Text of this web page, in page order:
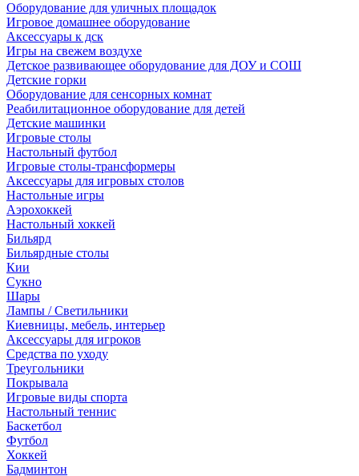
Оборудование для уличных площадок
Игровое домашнее оборудование
Аксессуары к дск
Игры на свежем воздухе
Детское развивающее оборудование для ДОУ и СОШ
Детские горки
Оборудование для сенсорных комнат
Реабилитационное оборудование для детей
Детские машинки
Игровые столы
Настольный футбол
Игровые столы-трансформеры
Аксессуары для игровых столов
Настольные игры
Аэрохоккей
Настольный хоккей
Бильярд
Бильярдные столы
Кии
Сукно
Шары
Лампы / Светильники
Киевницы, мебель, интерьер
Аксессуары для игроков
Средства по уходу
Треугольники
Покрывала
Игровые виды спорта
Настольный теннис
Баскетбол
Футбол
Хоккей
Бадминтон